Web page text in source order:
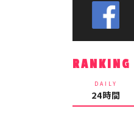
RANKING
DAILY
24時間